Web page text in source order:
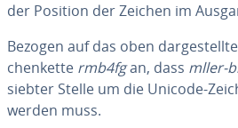
der Position der Zeichen im
Bezogen auf das oben
chen­ket­te rmb4fgan, dass mller-
siebter Stelle um die Unicode-
werden muss.